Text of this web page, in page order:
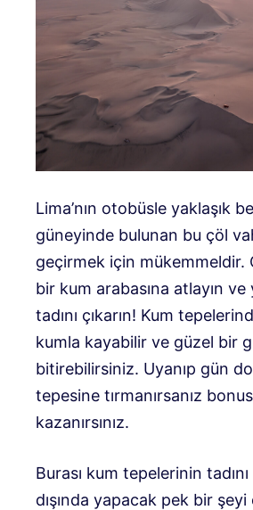
Lima’nın otobüsle yaklaşık
güneyinde bulunan bu çöl
geçirmek için mükemmeldir.
bir kum arabasına atlayın
tadını çıkarın! Kum
kumla kayabilir ve güzel bir
bitirebilirsiniz. Uyanıp gün
tepesine tırmanırsanız
kazanırsınız.
Burası kum tepelerinin
dışında yapacak pek bir